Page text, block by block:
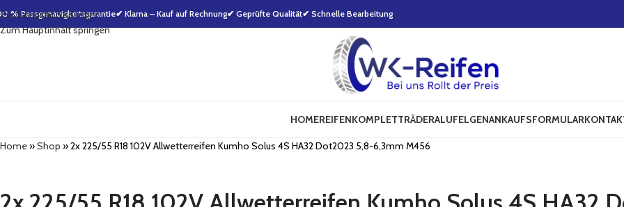
Zur Navigation springen
Zum Hauptinhalt springen
% Passgenauigkeitsgarantie✔ Klarna – Kauf auf Rechnung✔ Geprüfte Qualität✔ Schnelle Bearbeitung
HOMEREIFENKOMPLETTRÄDERALUFELGENANKAUFSFORMULAR
Home»Shop »2x 225/55 R18 102V Allwetterreifen Kumho Solus 4S HA32 Dot2023 5,8-6,3mm M456